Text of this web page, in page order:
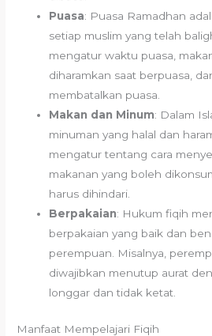
Puasa: Puasa Ramadhan
setiap muslim yang telah
mengatur waktu puasa,
diharamkan saat berpuasa,
membatalkan puasa.
Makan dan Minum: Dalam
minuman yang halal dan
mengatur tentang cara
makanan yang boleh
harus dihindari.
Berpakaian: Hukum fiqih
berpakaian yang baik dan
perempuan. Misalnya,
diwajibkan menutup aurat
longgar dan tidak ketat.
Manfaat Mempelajari Fiqih